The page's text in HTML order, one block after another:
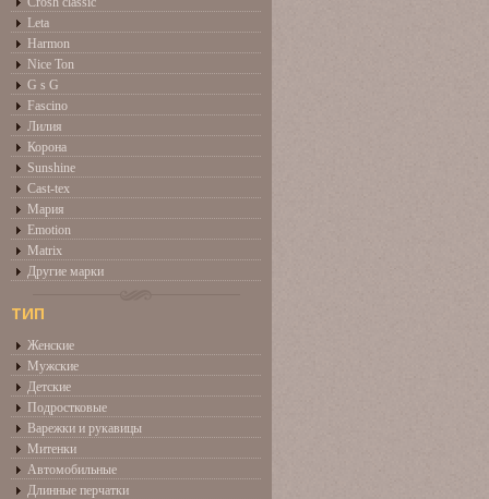
Leta
Harmon
Nice Ton
G s G
Fascino
Лилия
Корона
Sunshine
Cast-tex
Мария
Emotion
Matrix
Другие марки
ТИП
Женские
Мужские
Детские
Подростковые
Варежки и рукавицы
Митенки
Автомобильные
Длинные перчатки